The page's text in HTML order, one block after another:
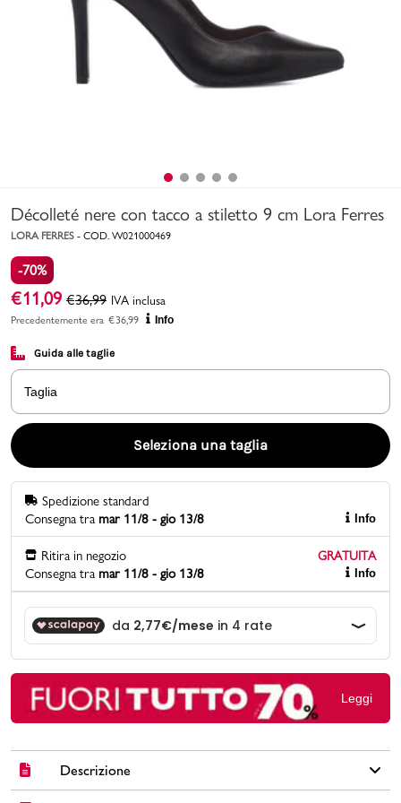
Marchi
Accedi | Registrati
Carrello
Promo & News
negozi
contatti
pcard
Gift card
Décolleté nere con tacco a stiletto 9 cm Lora Ferres
LORA FERRES - COD. W021000469
-70%
€11,09 €36,99 IVA inclusa
Precedentemente era €36,99 Info
Guida alle taglie
Taglia
Seleziona una taglia
Spedizione standard
Consegna tra mar 11/8 - gio 13/8 Info
Ritira in negozio
GRATUITA
Consegna tra mar 11/8 - gio 13/8 Info
Leggi
Descrizione